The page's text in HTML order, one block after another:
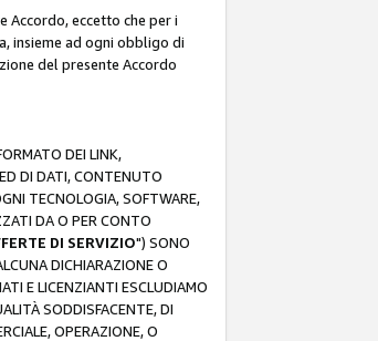
Accordo, eccetto che per i
insieme ad ogni obbligo di
del presente Accordo
DEI LINK,
DI DATI, CONTENUTO
TECNOLOGIA, SOFTWARE,
DA O PER CONTO
DI SERVIZIO") SONO
DICHIARAZIONE O
E LICENZIANTI ESCLUDIAMO
SODDISFACENTE, DI
OPERAZIONE, O